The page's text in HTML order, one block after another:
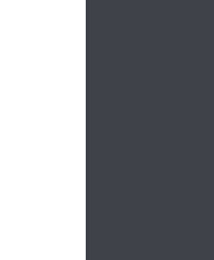
Ringier Romania. Toate drepturile rezervate